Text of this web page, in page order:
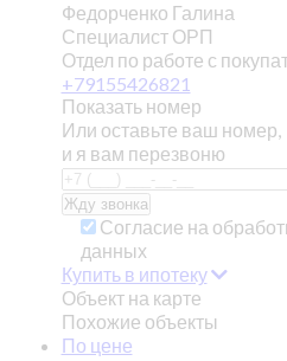
Федорченко Галина
Специалист ОРП
Отдел по работе с
+79155426821
Показать номер
Или оставьте ваш номер,
и я вам перезвоню
Согласие на
данных
Купить в ипотеку
Объект на карте
Похожие объекты
По цене